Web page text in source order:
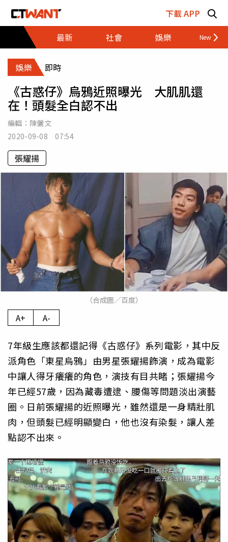
下載 APP
最新
社會 娛樂 財經
娛樂 即時
《古惑仔》烏鴉近照曝光 大肌肌還
在！頭髮全白認不出
編輯： 陳儷文
2020-09-08 07:54
張耀揚
（合成圖／百度）
A+ A-
7年級生應該都還記得《古惑仔》系列電影，其中反
派角色「東星烏鴉」由男星張耀揚飾演，成為電影
中讓人得牙癢癢的角色，演技有目共睹；張耀揚今
年已經57歲，因為藏毒遭逮、腰傷等問題淡出演藝
圈。日前張耀揚的近照曝光，雖然還是一身精壯肌
肉，但頭髮已經明顯變白，他也沒有染髮，讓人差
點認不出來。